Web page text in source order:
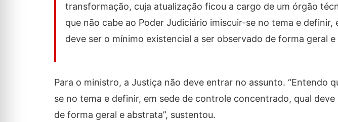
transformação, cuja atualização ficou a cargo de um órgão
que não cabe ao Poder Judiciário imiscuir-se no tema e
deve ser o mínimo existencial a ser observado de forma geral e
Para o ministro, a Justiça não deve entrar no assunto. “Entendo
se no tema e definir, em sede de controle concentrado, qual
de forma geral e abstrata”, sustentou.